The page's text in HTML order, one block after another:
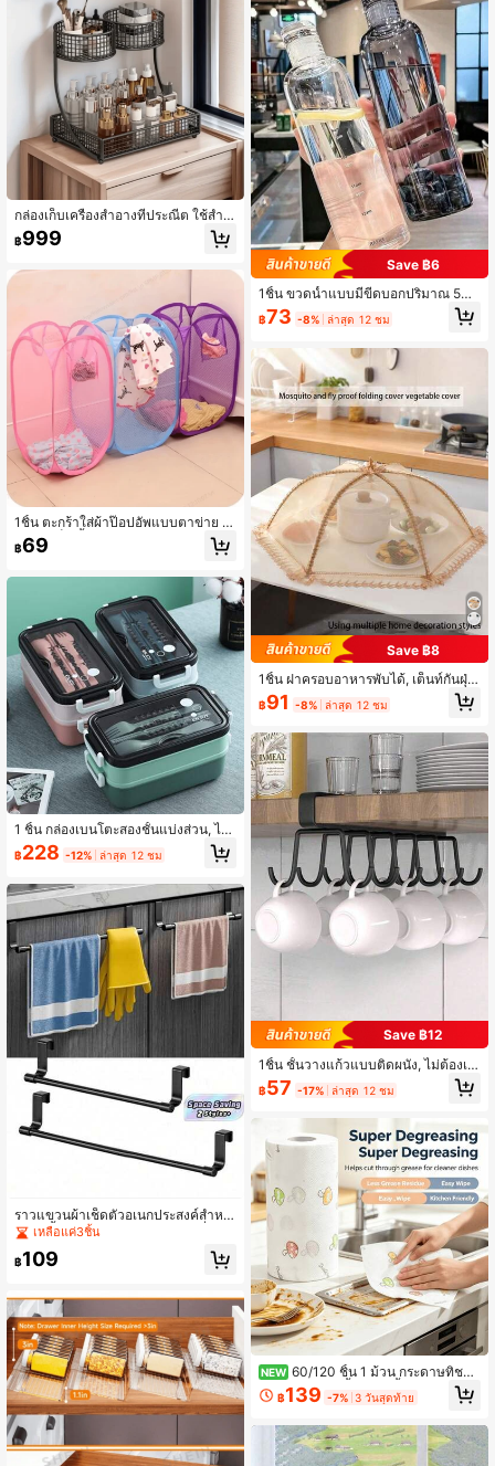
กล่องเก็บเครื่องสำอางที่ประณีต ใช้สำห
รับจัดระเบียบผลิตภัณฑ์ดูแลผิว เหมาะ
สำหรับห้องน้ำและโต๊ะเครื่องแป้ง ตกแต่
฿999
1ชิ้น ตะกร้าใส่ผ้าป๊อปอัพแบบตาข่าย -
ตะกร้าเก็บเสื้อผ้าแบบพับได้และพกพาไ
ด้ สามารถเก็บเสื้อผ้าสกปรก ถุงเท้า ชุด
฿69
1 ชิ้น กล่องเบนโตะสองชั้นแบ่งส่วน, ไม
โครเวฟ, พร้อมส้อม ช้อน และตะเกียบ,
พกพาและใช้ซ้ำได้, เหมาะสำหรับงาน อ
จำเป็นสำหรับนักเรียน
฿228 -12% ล่าสุด 12 ชม
ราวแขวนผ้าเช็ดตัวอเนกประสงค์สำหรั
บห้องน้ำและห้องครัว แบบประตูเดี่ยว พ
ร้อมตะขอแขวน ติดตั้งโดยไม่ต้องเจาะ
เหลือแค่3ชิ้น
฿109
Save ฿6
1ชิ้น ขวดน้ำแบบมีขีดบอกปริมาณ 500
มล./750มล. สไตล์มินิมอลหรูหรา ความ
จุขนาดใหญ่ ป้องกันการรั่วซึม พกพาสะ
กิด] บ้าน ฟิตเนสกลางแจ้ง น้ำผลไม้ แล
ะการเก็บเครื่องดื่มอื่นๆ
฿73 -8% ล่าสุด 12 ชม
Save ฿8
1ชิ้น ฝาครอบอาหารพับได้, เต็นท์กันฝุ่น
และแมลงวันสำหรับโต๊ะ, ตาข่ายป้องกัน
อาหารสี่เหลี่ยมผืนผ้าสำหรับห้องครัว
฿91 -8% ล่าสุด 12 ชม
Save ฿12
1ชิ้น ชั้นวางแก้วแบบติดผนัง, ไม่ต้องเจ
าะ, เหมาะสำหรับห้องครัว, ตะขอ 6 อัน
ที่แขวนเก็บของในตู้เหล็ก
฿57 -17% ล่าสุด 12 ชม
NEW 60/120 ชิ้น 1 ม้วน กระดาษทิชชู่ค
รัวหนา ใช้แล้วทิ้งได้ ใช้ซ้ำได้ ดูดซับได้
ดี แห้งและเปียก ไม่หลุดร่วง เหมาะสำห
มันเตา ผ้าทำความสะอาดอเนกประสงค์
ในบ้าน สามารถใช้แทนผ้าล้างจานแบบ
฿139 -7% 3 วันสุดท้าย